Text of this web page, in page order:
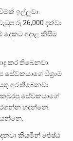
ඉල්ලුවා.
රු 26,000 දක්වා
අදාළ කිසිම
කර තිබෙනවා.
සේවකයාගේ විශ්‍රාම
අර තිබෙනවා.
සේවකයාගේ
හදන්නෙ.
කියමින් ජේෂ්ඨ